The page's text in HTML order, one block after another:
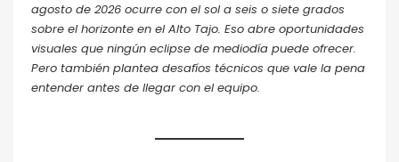
agosto de 2026 ocurre con el sol a seis o siete grados
sobre el horizonte en el Alto Tajo. Eso abre oportunidades
visuales que ningún eclipse de mediodía puede ofrecer.
Pero también plantea desafíos técnicos que vale la pena
entender antes de llegar con el equipo.